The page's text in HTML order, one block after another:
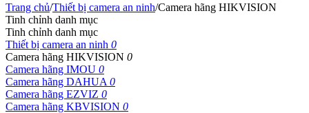
Trang chủ/Thiết bị camera an ninh/Camera hãng HIKVISION
Tinh chỉnh danh mục
Tinh chỉnh danh mục
Thiết bị camera an ninh 0
Camera hãng HIKVISION 0
Camera hãng IMOU 0
Camera hãng DAHUA 0
Camera hãng EZVIZ 0
Camera hãng KBVISION 0